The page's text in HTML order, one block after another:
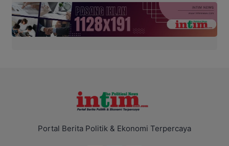
Portal Berita Politik & Ekonomi Terpercaya